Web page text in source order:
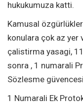
hukukumuza katti.
Kamusal
konulara çok az
çalistirma yasagi,
sonra , 1 numarali
Sözlesme
1 Numarali Ek